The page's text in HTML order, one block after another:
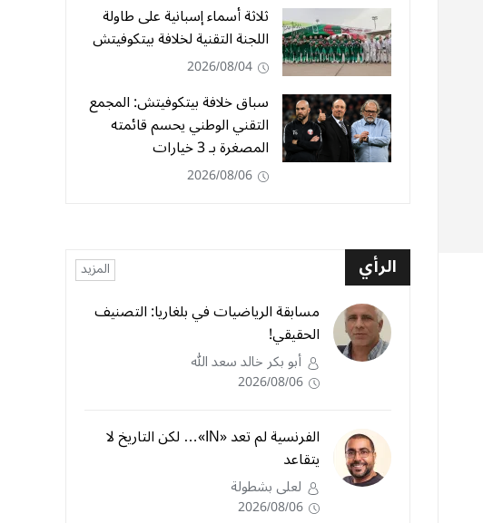
ثلاثة أسماء إسبانية على طاولة
اللجنة التقنية لخلافة بيتكوفيتش
2026/08/04
سباق خلافة بيتكوفيتش: المجمع
التقني الوطني يحسم قائمته
المصغرة بـ 3 خيارات
2026/08/06
الرأي المزيد
مسابقة الرياضيات في بلغاريا: التصنيف
الحقيقي!
أبو بكر خالد سعد الله
2026/08/06
الفرنسية لم تعد «IN»… لكن التاريخ لا
يتقاعد
لعلى بشطولة
2026/08/06